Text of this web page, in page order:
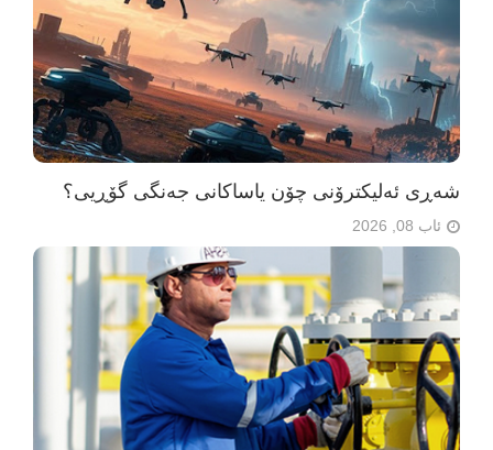
شەڕی ئەلیکترۆنی چۆن یاساکانی جەنگی گۆڕیی؟
ئاب 08, 2026